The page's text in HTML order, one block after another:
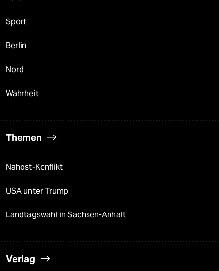
Sport
Berlin
Nord
Wahrheit
Themen
Nahost-Konflikt
USA unter Trump
Landtagswahl in Sachsen-Anhalt
Verlag